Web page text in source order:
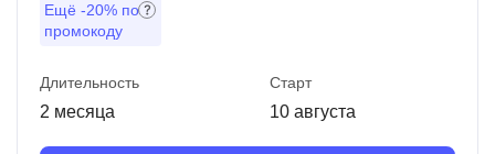
Ещё -20% по
промокоду
Длительность
2 месяца
Старт
10 августа